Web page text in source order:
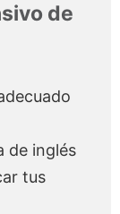
de
de inglés
tus